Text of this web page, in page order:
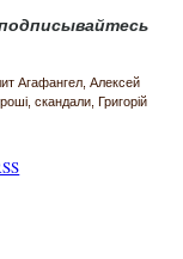
Агафангел Алексей
скандали Григорій